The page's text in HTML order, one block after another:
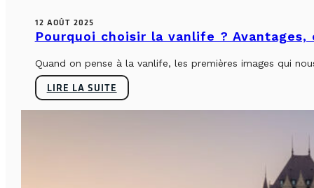
12 AOÛT 2025
Pourquoi choisir la vanlife ?
Quand on pense à la vanlife, les premières images qui
LIRE LA SUITE